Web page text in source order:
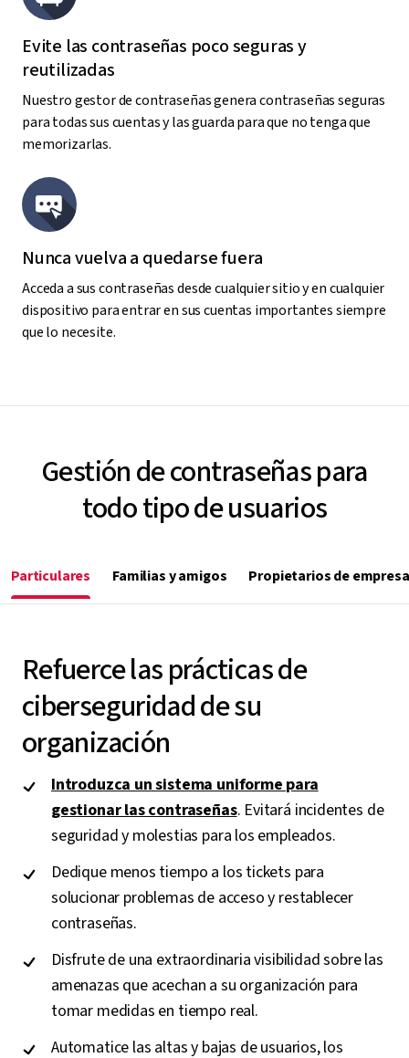
Evite las contraseñas poco seguras y
reutilizadas
Nuestro gestor de contraseñas genera contraseñas seguras
para todas sus cuentas y las guarda para que no tenga que
memorizarlas.
Nunca vuelva a quedarse fuera
Acceda a sus contraseñas desde cualquier sitio y en cualquier
dispositivo para entrar en sus cuentas importantes siempre
que lo necesite.
Gestión de contraseñas para
todo tipo de usuarios
Particulares Familias y amigos Propietarios de
Refuerce las prácticas de
ciberseguridad de su
organización
Introduzca un sistema uniforme para
gestionar las contraseñas. Evitará incidentes de
seguridad y molestias para los empleados.
Dedique menos tiempo a los tickets para
solucionar problemas de acceso y restablecer
contraseñas.
Disfrute de una extraordinaria visibilidad sobre las
amenazas que acechan a su organización para
tomar medidas en tiempo real.
Automatice las altas y bajas de usuarios, los